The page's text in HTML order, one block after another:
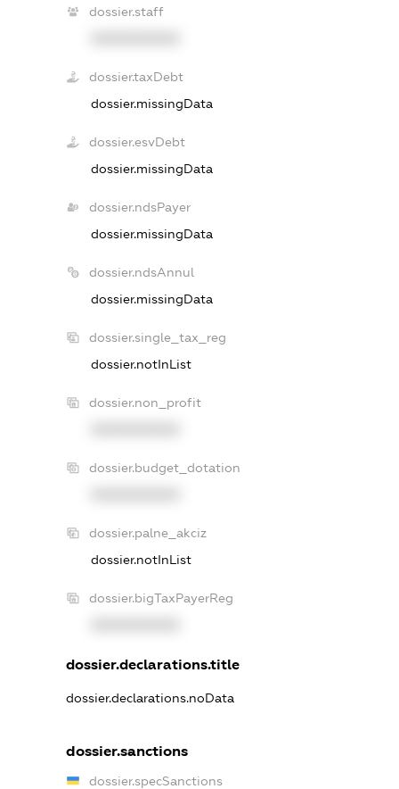
dossier.staff
dossier.taxDebt
dossier.missingData
dossier.esvDebt
dossier.missingData
dossier.ndsPayer
dossier.missingData
dossier.ndsAnnul
dossier.missingData
dossier.single_tax_reg
dossier.notInList
dossier.non_profit
dossier.budget_dotation
dossier.palne_akciz
dossier.notInList
dossier.bigTaxPayerReg
dossier.declarations.title
dossier.declarations.noData
dossier.sanctions
dossier.specSanctions